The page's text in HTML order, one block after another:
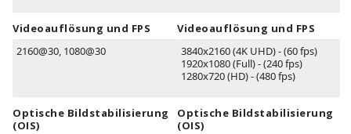
Videoauflösung und FPS
2160@30, 1080@30
Optische Bildstabilisierung
(OIS)
Videoauflösung und FPS
3840x2160 (4K UHD) - (60 fps)
1920x1080 (Full) - (240 fps)
1280x720 (HD) - (480 fps)
Optische Bildstabilisierung
(OIS)